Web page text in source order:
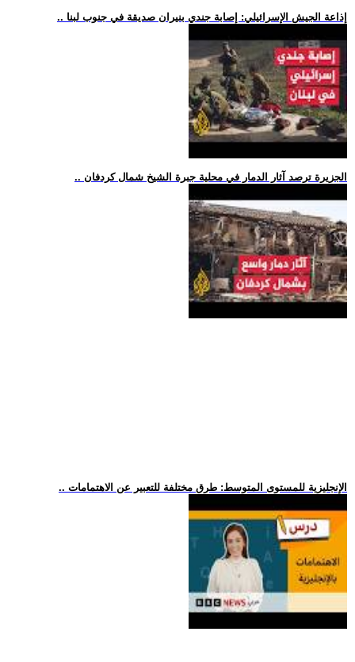
.. إذاعة الجيش الإسرائيلي: إصابة جندي بنيران صديقة في جنوب لبنا
.. الجزيرة ترصد آثار الدمار في محلية جبرة الشيخ شمال كردفان
.. الإنجليزية للمستوى المتوسط: طرق مختلفة للتعبير عن الاهتمامات